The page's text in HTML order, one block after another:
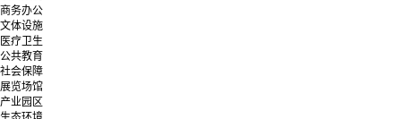
商务办公
文体设施
医疗卫生
公共教育
社会保障
展览场馆
产业园区